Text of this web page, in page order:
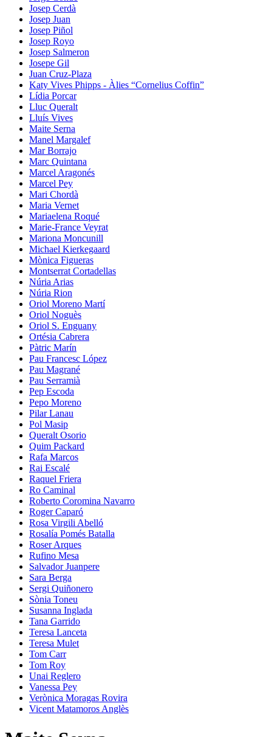
Josep Cerdà
Josep Juan
Josep Piñol
Josep Royo
Josep Salmeron
Josepe Gil
Juan Cruz-Plaza
Katy Vives Phipps - Àlies “Cornelius Coffin”
Lídia Porcar
Lluc Queralt
Lluís Vives
Maite Serna
Manel Margalef
Mar Borrajo
Marc Quintana
Marcel Aragonés
Marcel Pey
Mari Chordà
Maria Vernet
Mariaelena Roqué
Marie-France Veyrat
Mariona Moncunill
Michael Kierkegaard
Mònica Figueras
Montserrat Cortadellas
Núria Arias
Núria Rion
Oriol Moreno Martí
Oriol Noguès
Oriol S. Enguany
Ortésia Cabrera
Pàtric Marín
Pau Francesc López
Pau Magrané
Pau Serramià
Pep Escoda
Pepo Moreno
Pilar Lanau
Pol Masip
Queralt Osorio
Quim Packard
Rafa Marcos
Rai Escalé
Raquel Friera
Ro Caminal
Roberto Coromina Navarro
Roger Caparó
Rosa Virgili Abelló
Rosalía Pomés Batalla
Roser Arques
Rufino Mesa
Salvador Juanpere
Sara Berga
Sergi Quiñonero
Sònia Toneu
Susanna Inglada
Tana Garrido
Teresa Lanceta
Teresa Mulet
Tom Carr
Tom Roy
Unai Reglero
Vanessa Pey
Verònica Moragas Rovira
Vicent Matamoros Anglès